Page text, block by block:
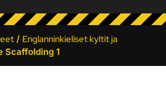
/ Englanninkieliset kyltit ja
Scaffolding 1